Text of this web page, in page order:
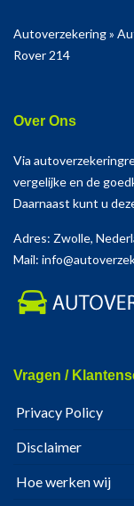
Autoverzekering»
Rover 214
Over Ons
Via
vergelijke en de
Daarnaast kunt u
Adres: Zwolle,
Mail:
Vragen /
Privacy Policy
Disclaimer
Hoe werken wij